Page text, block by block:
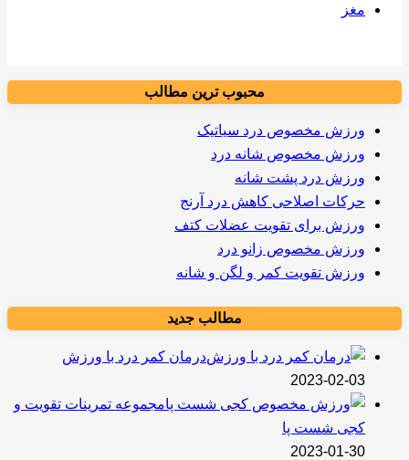
مغز
محبوب ترین مطالب
ورزش مخصوص درد سیاتیک
ورزش مخصوص شانه درد
ورزش درد پشت شانه
حرکات اصلاحی کاهش درد آرنج
ورزش برای تقویت عضلات کتف
ورزش مخصوص زانو درد
ورزش تقویت کمر و لگن و شانه
مطالب جدید
درمان کمر درد با ورزش
2023-02-03
مجموعه تمرینات تقویت و
کجی شست پا
2023-01-30